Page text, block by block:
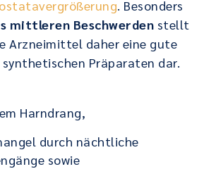
. Besonders
mittleren Beschwerden stellt
Arzneimittel daher eine gute
Präparaten dar.
Harndrang,
durch nächtliche
sowie